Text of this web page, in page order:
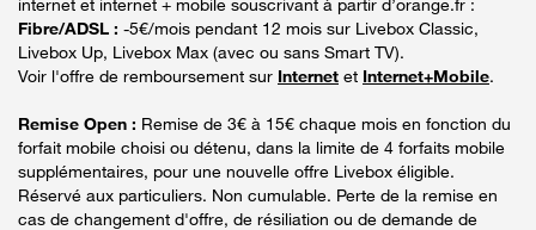
Fibre/ADSL : -5€/mois pendant 12 mois sur Livebox Classic,
Livebox Up, Livebox Max (avec ou sans Smart TV).
Voir l'offre de remboursement sur Internet et Internet+Mobile.
Remise Open : Remise de 3€ à 15€ chaque mois en fonction du
forfait mobile choisi ou détenu, dans la limite de 4 forfaits mobile
supplémentaires, pour une nouvelle offre Livebox éligible.
Réservé aux particuliers. Non cumulable. Perte de la remise en
cas de changement d'offre, de résiliation ou de demande de